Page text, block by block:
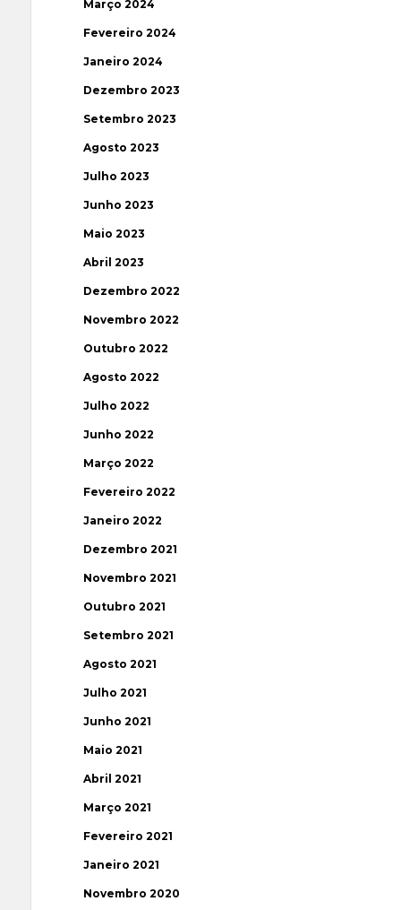
Março 2024
Fevereiro 2024
Janeiro 2024
Dezembro 2023
Setembro 2023
Agosto 2023
Julho 2023
Junho 2023
Maio 2023
Abril 2023
Dezembro 2022
Novembro 2022
Outubro 2022
Agosto 2022
Julho 2022
Junho 2022
Março 2022
Fevereiro 2022
Janeiro 2022
Dezembro 2021
Novembro 2021
Outubro 2021
Setembro 2021
Agosto 2021
Julho 2021
Junho 2021
Maio 2021
Abril 2021
Março 2021
Fevereiro 2021
Janeiro 2021
Novembro 2020